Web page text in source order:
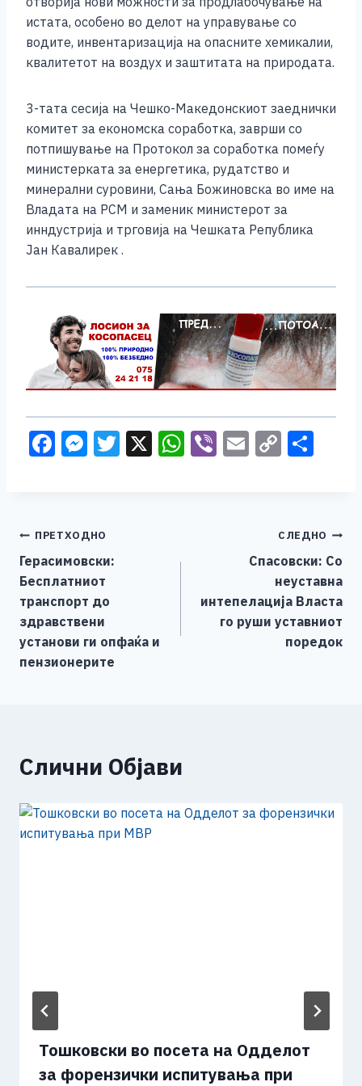
истата, особено во делот на управување со
водите, инвентаризација на опасните хемикалии,
квалитетот на воздух и заштитата на природата.
3-тата сесија на Чешко-Македонскиот заеднички
комитет за економска соработка, заврши со
потпишување на Протокол за соработка помеѓу
министерката за енергетика, рудатство и
минерални суровини, Сања Божиновска во име на
Владата на РСМ и заменик министерот за
инндустрија и трговија на Чешката Република
Јан Кавалирек .
F
b
o
o
k
M
n
g
er
T X W Vi E C
Li
n
k
Навигација
на
напис
ПРЕТХОДНО
Герасимовски:
Бесплатниот
транспорт до
здравствени
установи ги опфаќа и
пензионерите
СЛЕДНО
Спасовски: Со
неуставна
интепелација Власта
го руши уставниот
поредок
Слични Објави
Тошковски во посета на Одделот
за форензички испитувања при